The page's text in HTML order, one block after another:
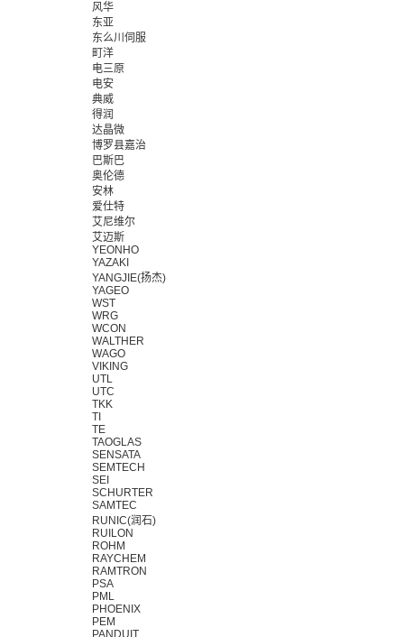
风华
东亚
东么川伺服
町洋
电三原
电安
典威
得润
达晶微
博罗县嘉治
巴斯巴
奥伦德
安林
爱仕特
艾尼维尔
艾迈斯
YEONHO
YAZAKI
YANGJIE(扬杰)
YAGEO
WST
WRG
WCON
WALTHER
WAGO
VIKING
UTL
UTC
TKK
TI
TE
TAOGLAS
SENSATA
SEMTECH
SEI
SCHURTER
SAMTEC
RUNIC(润石)
RUILON
ROHM
RAYCHEM
RAMTRON
PSA
PML
PHOENIX
PEM
PANDUIT